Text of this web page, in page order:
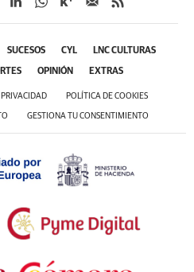
SUCESOS CYL LNC CULTURAS
OPINIÓN EXTRAS
POLÍTICA DE COOKIES
GESTIONA TU CONSENTIMIENTO